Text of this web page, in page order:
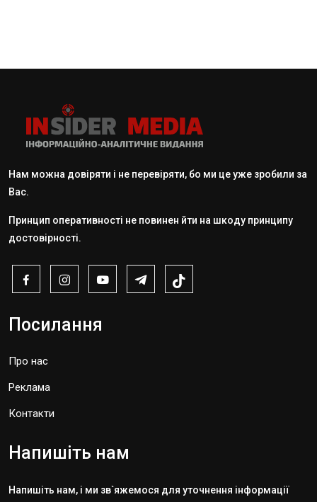
Нам можна довіряти і не перевіряти, бо ми це уже зробили за
Вас.
Принцип оперативності не повинен йти на шкоду принципу
достовірності.
Посилання
Про нас
Реклама
Контакти
Напишіть нам
Напишіть нам, і ми зв`яжемося для уточнення інформації